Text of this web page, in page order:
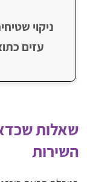
ניקוי
עזים
שאלות
השירות